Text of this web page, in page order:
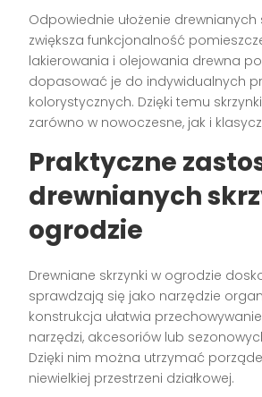
Odpowiednie ułożenie drewnianych
zwiększa funkcjonalność
lakierowania i olejowania drewna
dopasować je do indywidualnych
kolorystycznych. Dzięki temu
zarówno w nowoczesne, jak i
Praktyczne
drewnianych
ogrodzie
Drewniane skrzynki w ogrodzie
sprawdzają się jako narzędzie
konstrukcja ułatwia
narzędzi, akcesoriów lub
Dzięki nim można utrzymać
niewielkiej przestrzeni działkowej.